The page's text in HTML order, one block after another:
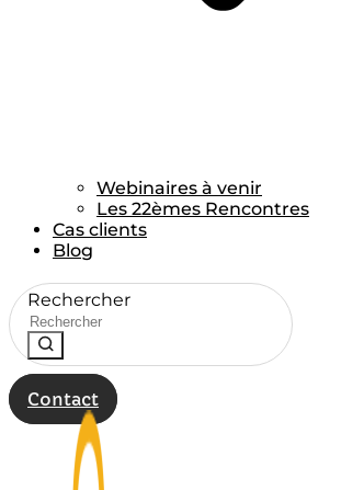
Webinaires à venir
Les 22èmes Rencontres
Cas clients
Blog
Rechercher
Contact